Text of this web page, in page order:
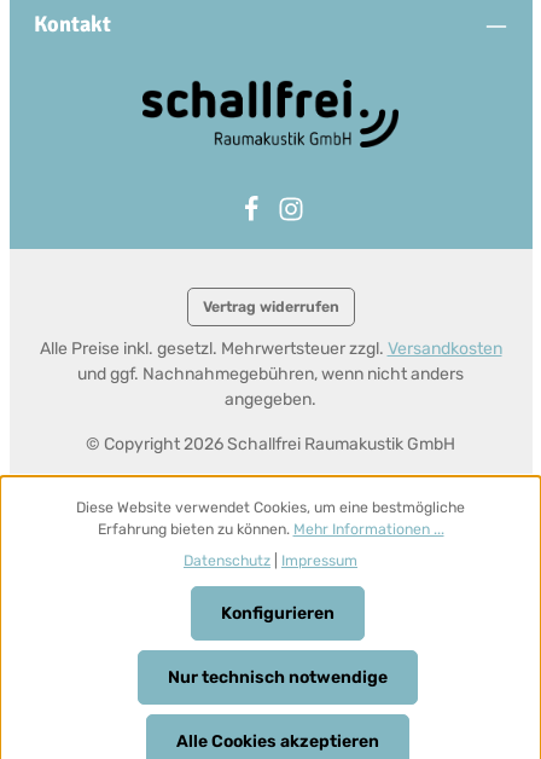
Kontakt
Vertrag widerrufen
© Copyright 2026 Schallfrei Raumakustik GmbH
Alle Preise inkl. gesetzl. Mehrwertsteuer zzgl. Versandkosten
und ggf. Nachnahmegebühren, wenn nicht anders
angegeben.
Diese Website verwendet Cookies, um eine bestmögliche
Erfahrung bieten zu können. Mehr Informationen ...
Datenschutz
Impressum
Nur technisch notwendige
Konfigurieren
Alle Cookies akzeptieren